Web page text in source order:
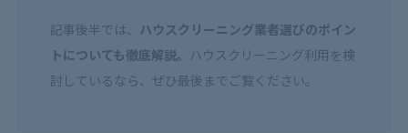
記事後半では、 ハウスクリーニング業者選びのポイン
トについても徹底解説。 ハウスクリーニング利用を検
討しているなら、ぜひ最後までご覧ください。